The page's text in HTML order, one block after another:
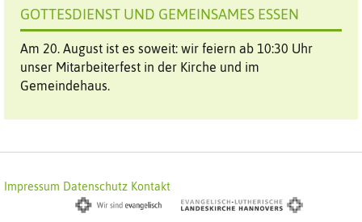
GOTTESDIENST UND GEMEINSAMES ESSEN
Am 20. August ist es soweit: wir feiern ab 10:30 Uhr
unser Mitarbeiterfest in der Kirche und im
Gemeindehaus.
Impressum Datenschutz Kontakt